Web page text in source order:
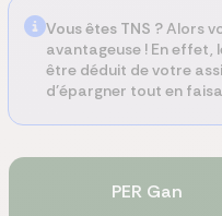
Vous êtes TNS ?Alors
avantageuse ! En effet,
être déduit de votre
d'épargner tout en
PER Gan